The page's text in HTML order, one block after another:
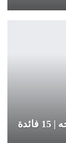
فوائد زيت لبان الذكر للبشرة والوجه | 15 فائدة